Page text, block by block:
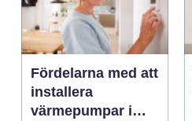
Fördelarna med att
installera
värmepumpar i